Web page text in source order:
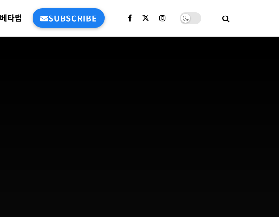
베타랩 SUBSCRIBE